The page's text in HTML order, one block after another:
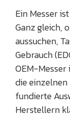
Ein Messer
Ganz gleich,
aussuchen,
Gebrauch
OEM-
die
fundierte
Herstellern